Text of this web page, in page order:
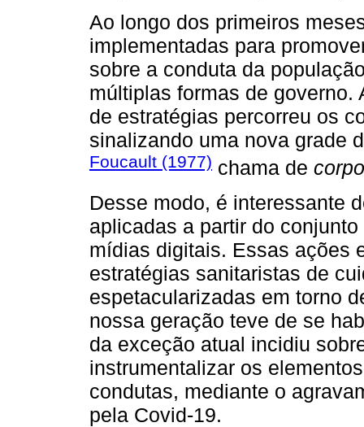
Ao longo dos primeiros
implementadas para
sobre a conduta da
múltiplas formas de
de estratégias percorreu os
sinalizando uma nova grade
Foucault (1977) chama de
Desse modo, é interessante
aplicadas a partir do
mídias digitais. Essas ações
estratégias sanitaristas de
espetacularizadas em torno
nossa geração teve de se
da exceção atual incidiu
instrumentalizar os
condutas, mediante o
pela Covid-19.